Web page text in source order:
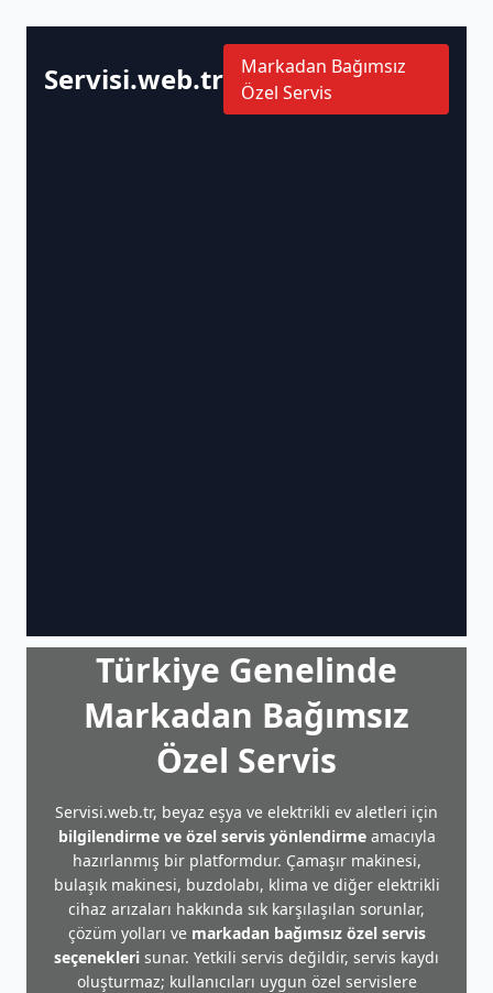
Servisi.web.tr
Markadan Bağımsız
Özel Servis
Türkiye Genelinde
Markadan Bağımsız
Özel Servis
Servisi.web.tr, beyaz eşya ve elektrikli ev aletleri için
bilgilendirme ve özel servis yönlendirmeamacıyla
hazırlanmış bir platformdur. Çamaşır makinesi,
bulaşık makinesi, buzdolabı, klima ve diğer elektrikli
cihaz arızaları hakkında sık karşılaşılan sorunlar,
çözüm yolları ve markadan bağımsız özel servis
seçenekleri sunar. Yetkili servis değildir, servis kaydı
oluşturmaz; kullanıcıları uygun özel servislere